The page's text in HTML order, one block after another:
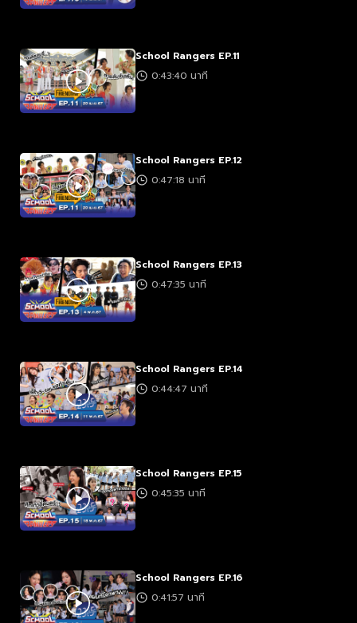
School Rangers EP.11
0:43:40 นาที
School Rangers EP.12
0:47:18 นาที
School Rangers EP.13
0:47:35 นาที
School Rangers EP.14
0:44:47 นาที
School Rangers EP.15
0:45:35 นาที
School Rangers EP.16
0:41:57 นาที